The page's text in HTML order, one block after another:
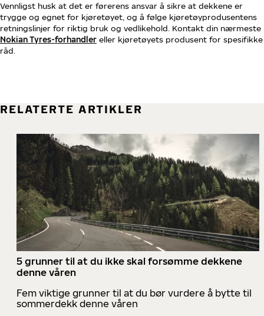
Vennligst husk at det er førerens ansvar å sikre at dekkene er
trygge og egnet for kjøretøyet, og å følge kjøretøyprodusentens
retningslinjer for riktig bruk og vedlikehold. Kontakt din nærmeste
Nokian Tyres-forhandler eller kjøretøyets produsent for spesifikke
råd.
RELATERTE ARTIKLER
5 grunner til at du ikke skal forsømme dekkene
denne våren
Fem viktige grunner til at du bør vurdere å bytte til
sommerdekk denne våren